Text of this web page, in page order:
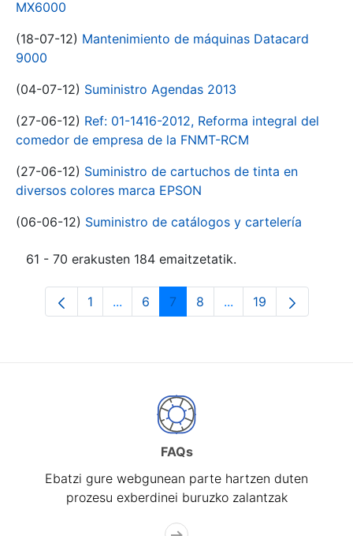
MX6000
(18-07-12) Mantenimiento de máquinas Datacard
9000
(04-07-12) Suministro Agendas 2013
(27-06-12) Ref: 01-1416-2012, Reforma integral del
comedor de empresa de la FNMT-RCM
(27-06-12) Suministro de cartuchos de tinta en
diversos colores marca EPSON
(06-06-12) Suministro de catálogos y cartelería
61 - 70 erakusten 184 emaitzetatik.
Orrialdea
1 ...Intermediate Pages Use TAB to
Orrialdea
6 Orrialdea
7 Orrialdea
8 ...Intermediate Pages
Orrialdea
19
FAQs
Ebatzi gure webgunean parte hartzen duten
prozesu exberdinei buruzko zalantzak